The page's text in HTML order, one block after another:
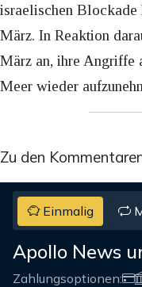
israelischen Blockade
März. In Reaktion
März an, ihre Angriffe
Meer wieder
Zu den
Einmalig
Apollo News
Zahlungsoptionen: